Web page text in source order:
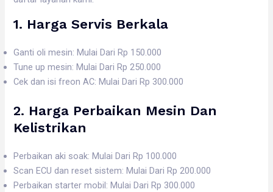
1. HargaServis Berkala
Ganti oli mesin: Mulai Dari Rp 150.000
Tune up mesin: Mulai Dari Rp 250.000
Cek dan isi freon AC: Mulai Dari Rp 300.000
2. Harga Perbaikan Mesin Dan
Kelistrikan
Perbaikan aki soak: Mulai Dari Rp 100.000
Scan ECU dan reset sistem: Mulai Dari Rp 200.000
Perbaikan starter mobil: Mulai Dari Rp 300.000